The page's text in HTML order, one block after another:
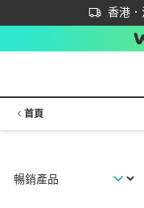
香港
立即成
首次APP下
首頁